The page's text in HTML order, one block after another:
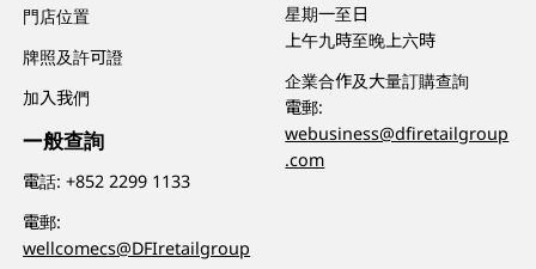
門店位置
牌照及許可證
加入我們
一般查詢
電話:+852 2299 1133
電郵:
wellcomecs@DFIretailgroup
星期一至日
上午九時至晚上六時
企業合作及大量訂購查詢
電郵:
webusiness@dfiretailgroup
.com